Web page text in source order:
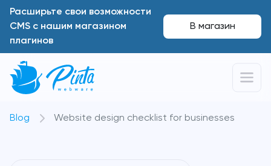
Расширьте свои возможности
CMS с нашим магазином
плагинов
В магазин
Blog Website design checklist for businesses